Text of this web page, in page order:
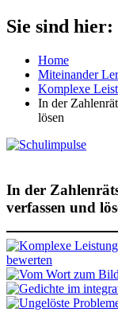
Zum
Inhalt
Schulimpulse
für
Grundschule
Sie sind hier:
Home
Miteinander
Komplexe
In der
lösen
In der
verfassen und